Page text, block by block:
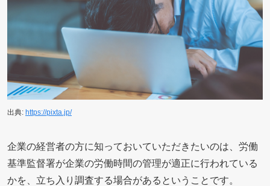
出典: https://pixta.jp/
企業の経営者の方に知っておいていただきたいのは、労働
基準監督署が企業の労働時間の管理が適正に行われている
かを、立ち入り調査する場合があるということです。